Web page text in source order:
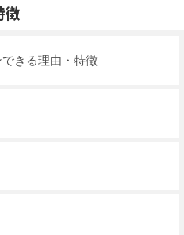
徴
きる理由・特徴